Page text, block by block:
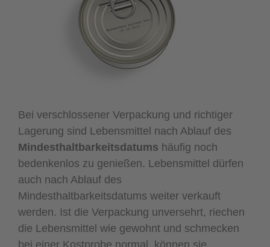
Bei verschlossener Verpackung und richtiger
Lagerung sind Lebensmittel nach Ablauf des
Mindesthaltbarkeitsdatums häufig noch
bedenkenlos zu genießen. Lebensmittel dürfen
auch nach Ablauf des
Mindesthaltbarkeitsdatums weiter verkauft
werden. Ist die Verpackung unversehrt, riechen
die Lebensmittel wie gewohnt und schmecken
bei einer Kostprobe normal, können sie